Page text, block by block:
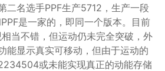
二名选手PPF生产5712，生产一段
是一家的，即同一个版本。目前
当不错，但运动仍未完全突破，外
能显示真实可移动，但由于运动的
或未能实现真正的动能存储